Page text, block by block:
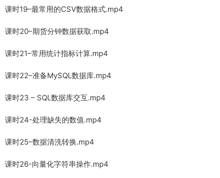
课时19–最常用的CSV数据格式.mp4
课时20–期货分钟数据获取.mp4
课时21–常用统计指标计算.mp4
课时22–准备MySQL数据库.mp4
课时23 – SQL数据库交互.mp4
课时24-处理缺失的数值.mp4
课时25–数据清洗转换.mp4
课时26-向量化字符串操作.mp4